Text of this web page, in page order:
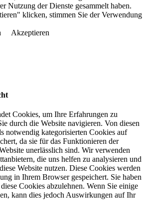
Nutzung der Dienste gesammelt haben.
klicken, stimmen Sie der Verwendung
Akzeptieren
Cookies, um Ihre Erfahrungen zu
durch die Website navigieren. Von diesen
notwendig kategorisierten Cookies auf
da sie für das Funktionieren der
unerlässlich sind. Wir verwenden
die uns helfen zu analysieren und
Website nutzen. Diese Cookies werden
in Ihrem Browser gespeichert. Sie haben
Cookies abzulehnen. Wenn Sie einige
kann dies jedoch Auswirkungen auf Ihr